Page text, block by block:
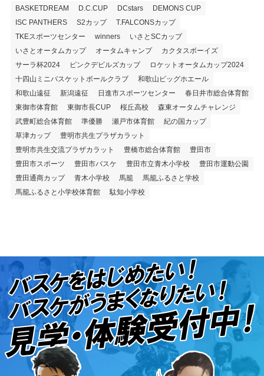
BASKETDREAM D.C.CUP DCstars
DEMONS CUP
ISC PANTHERS
S2カップ
T.FALCONSカップ
TKEスポーツセンター
winners
いさとSCカップ
いさとオータムカップ
オータムキャンプ
カクタスボーイズ
サーラ杯2024
ピンクデビルズカップ
ロケットオータムカップ2024
十四山ミニバスケットボールクラブ
和歌山ビッグホエール
和歌山遠征
新潟遠征 日進市スポーツセンター
春日井市総合体育館
東御市体育館
東御市長CUP 桜丘高校
森東オータムチャレンジ
武豊町総合体育館
準優勝 瀬戸市体育館
紀の国カップ
草津カップ
豊明市共生プラザカラット
豊明市共生交流プラザカラット
豊橋市総合体育館
豊田市
豊田市スポーツ
豊田市バスケ 豊田市立青木小学校
豊田市運動公園
豊田通商カップ
青木小学校 馬籠
馬籠ふるさと学校
馬籠ふるさと小学校体育館
駄知小学校